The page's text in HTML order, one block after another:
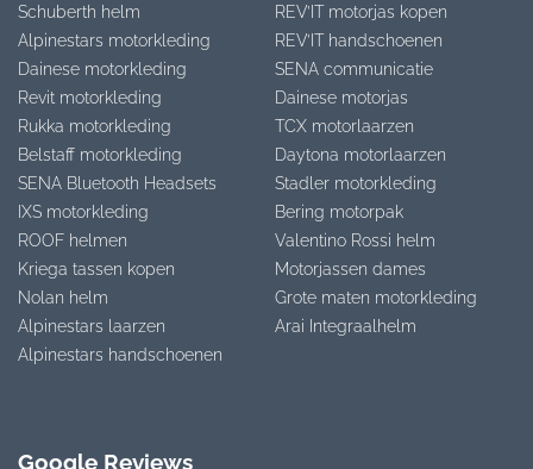
Schuberth helm
Alpinestars motorkleding
Dainese motorkleding
Revit motorkleding
Rukka motorkleding
Belstaff motorkleding
SENA Bluetooth Headsets
IXS motorkleding
ROOF helmen
Kriega tassen kopen
Nolan helm
Alpinestars laarzen
Alpinestars handschoenen
REV’IT motorjas kopen
REV’IT handschoenen
SENA communicatie
Dainese motorjas
TCX motorlaarzen
Daytona motorlaarzen
Stadler motorkleding
Bering motorpak
Valentino Rossi helm
Motorjassen dames
Grote maten motorkleding
Arai Integraalhelm
Google Reviews